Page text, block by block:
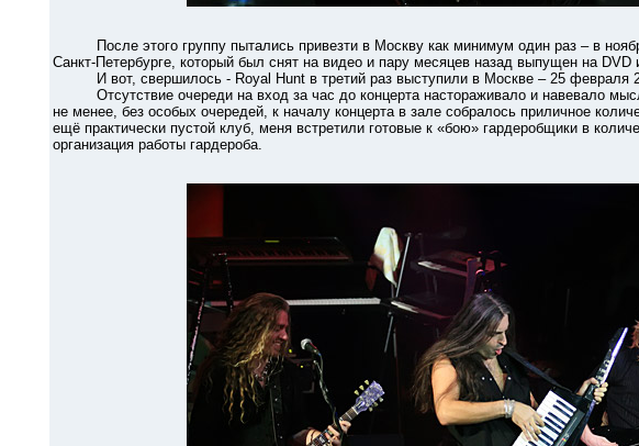
После этого группу пытались привезти в Москву как минимум один раз – в
Санкт-Петербурге, который был снят на видео и пару месяцев назад выпущен на DVD
И вот, свершилось - Royal Hunt в третий раз выступили в Москве – 25 февраля
Отсутствие очереди на вход за час до концерта настораживало и навевало
не менее, без особых очередей, к началу концерта в зале собралось приличное
ещё практически пустой клуб, меня встретили готовые к «бою» гардеробщики в
организация работы гардероба.